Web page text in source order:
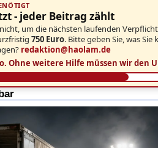
- jeder Beitrag zählt
um die nächsten laufenden
750 Euro. Bitte geben Sie, was
redaktion@haolam.de
Ohne weitere Hilfe müssen wir den